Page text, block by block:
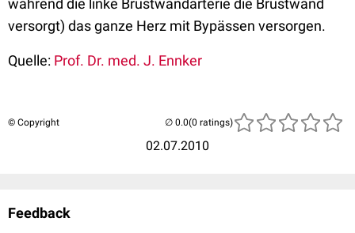
während die linke Brustwandarterie die Brustwand
versorgt) das ganze Herz mit Bypässen versorgen.
Quelle: Prof. Dr. med. J. Ennker
© Copyright
02.07.2010
(0 ratings)
Feedback